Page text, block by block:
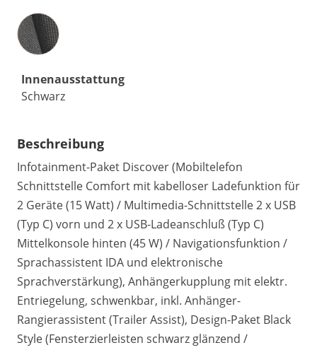
Innenausstattung
Innenausstattung
Schwarz
Beschreibung
Infotainment-Paket Discover (Mobiltelefon
Schnittstelle Comfort mit kabelloser Ladefunktion für
2 Geräte (15 Watt) / Multimedia-Schnittstelle 2 x USB
(Typ C) vorn und 2 x USB-Ladeanschluß (Typ C)
Mittelkonsole hinten (45 W) / Navigationsfunktion /
Sprachassistent IDA und elektronische
Sprachverstärkung), Anhängerkupplung mit elektr.
Entriegelung, schwenkbar, inkl. Anhänger-
Rangierassistent (Trailer Assist), Design-Paket Black
Style (Fensterzierleisten schwarz glänzend /